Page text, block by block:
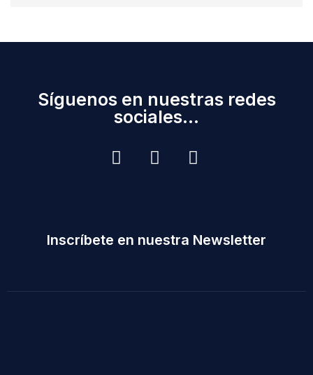
Síguenos en nuestras redes
sociales...
Inscríbete en nuestra Newsletter